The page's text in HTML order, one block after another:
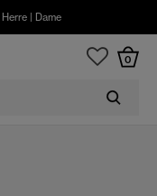
Herre| Dame
0